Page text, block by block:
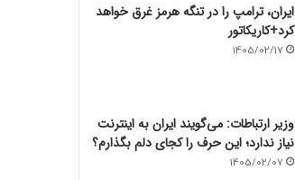
ایران، ترامپ را در تنگه هرمز غرق خواهد
کرد+کاریکاتور
1405/02/17
وزیر ارتباطات: می‌گویند ایران به اینترنت
نیاز ندارد؛ این حرف را کجای دلم بگذارم؟
1405/02/07